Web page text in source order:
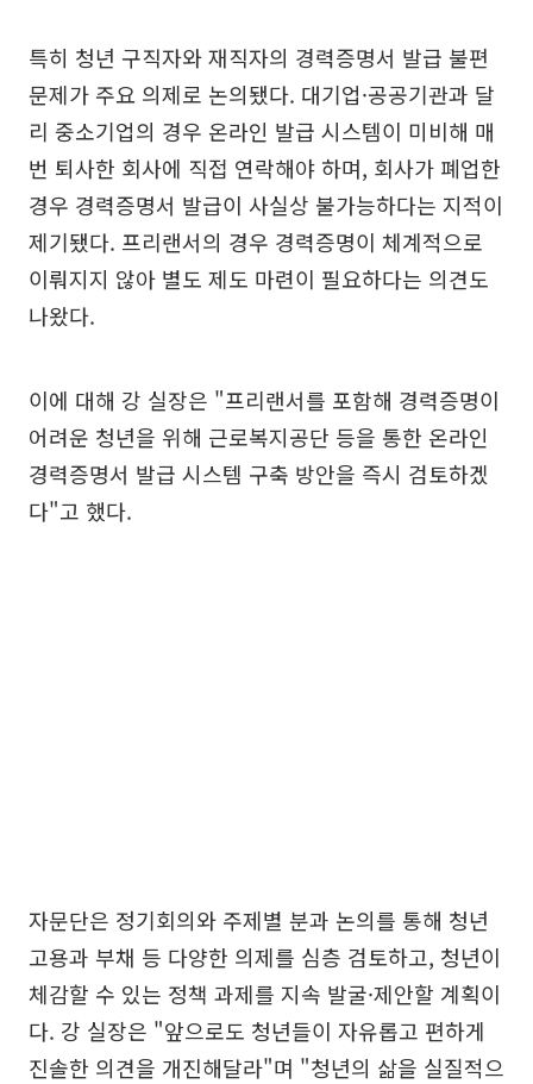
특히 청년 구직자와 재직자의 경력증명서 발급 불편
문제가 주요 의제로 논의됐다. 대기업·공공기관과 달
리 중소기업의 경우 온라인 발급 시스템이 미비해 매
번 퇴사한 회사에 직접 연락해야 하며, 회사가 폐업한
경우 경력증명서 발급이 사실상 불가능하다는 지적이
제기됐다. 프리랜서의 경우 경력증명이 체계적으로
이뤄지지 않아 별도 제도 마련이 필요하다는 의견도
나왔다.
이에 대해 강 실장은 "프리랜서를 포함해 경력증명이
어려운 청년을 위해 근로복지공단 등을 통한 온라인
경력증명서 발급 시스템 구축 방안을 즉시 검토하겠
다"고 했다.
자문단은 정기회의와 주제별 분과 논의를 통해 청년
고용과 부채 등 다양한 의제를 심층 검토하고, 청년이
체감할 수 있는 정책 과제를 지속 발굴·제안할 계획이
다. 강 실장은 "앞으로도 청년들이 자유롭고 편하게
진솔한 의견을 개진해달라"며 "청년의 삶을 실질적으